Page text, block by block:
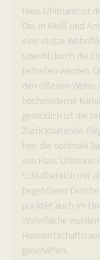
Haus Uhlmann ist
Das in Weiß und
eine stolze
sowohl durch die
betreten werden.
den offenen
hochmoderne
gemütlich ist die
Zurückhaltende
hier die optimale
von Haus
Schlafbereich mit
begehbarer
punktet auch im
Wohnfläche
geschaffen.